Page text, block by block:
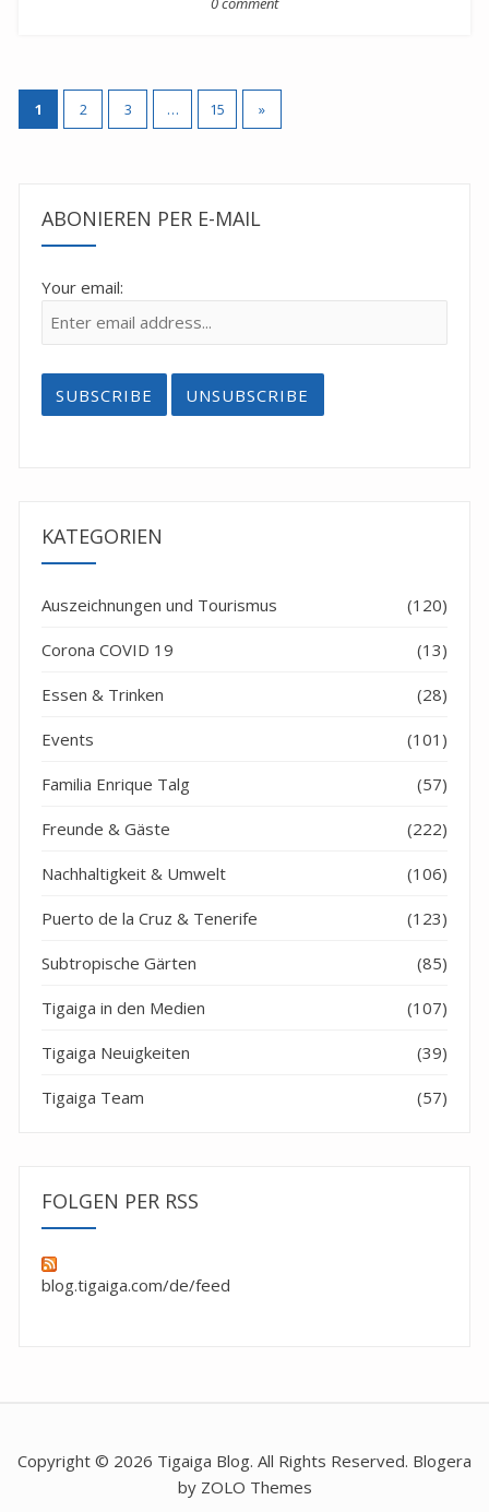
Posts
pagination
1 2 3 … 15 »
ABONIEREN PER E-MAIL
Your email:
KATEGORIEN
Auszeichnungen und Tourismus (120)
Corona COVID 19 (13)
Essen & Trinken (28)
Events (101)
Familia Enrique Talg (57)
Freunde & Gäste (222)
Nachhaltigkeit & Umwelt (106)
Puerto de la Cruz & Tenerife (123)
Subtropische Gärten (85)
Tigaiga in den Medien (107)
Tigaiga Neuigkeiten (39)
Tigaiga Team (57)
FOLGEN PER RSS
blog.tigaiga.com/de/feed
Copyright © 2026 Tigaiga Blog. All Rights Reserved. Blogera
by ZOLO Themes